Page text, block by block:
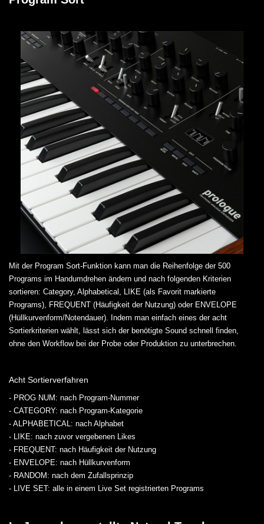
Mit der Program Sort-Funktion kann man die Reihenfolge der 500
Programs im Handumdrehen ändern und nach folgenden Kriterien
sortieren: Category, Alphabetical, LIKE (als Favorit markierte
Programs), FREQUENT (Häufigkeit der Nutzung) oder ENVELOPE
(Hüllkurvenform/Notendauer). Indem man einfach eines der acht
Sortierkriterien wählt, lässt sich der benötigte Sound schnell finden,
ohne den Workflow bei der Probe oder Produktion zu unterbrechen.
Acht Sortierverfahren
- PROG NUM: nach Program-Nummer
- CATEGORY: nach Program-Kategorie
- ALPHABETICAL : nach Alphabet
- LIKE: nach zuvor vergebenen Likes
- FREQUENT: nach Häufigkeit der Nutzung
- ENVELOPE: nach Hüllkurvenform
- RANDOM: nach dem Zufallsprinzip
- LIVE SET: alle in einem Live Set registrierten Programs